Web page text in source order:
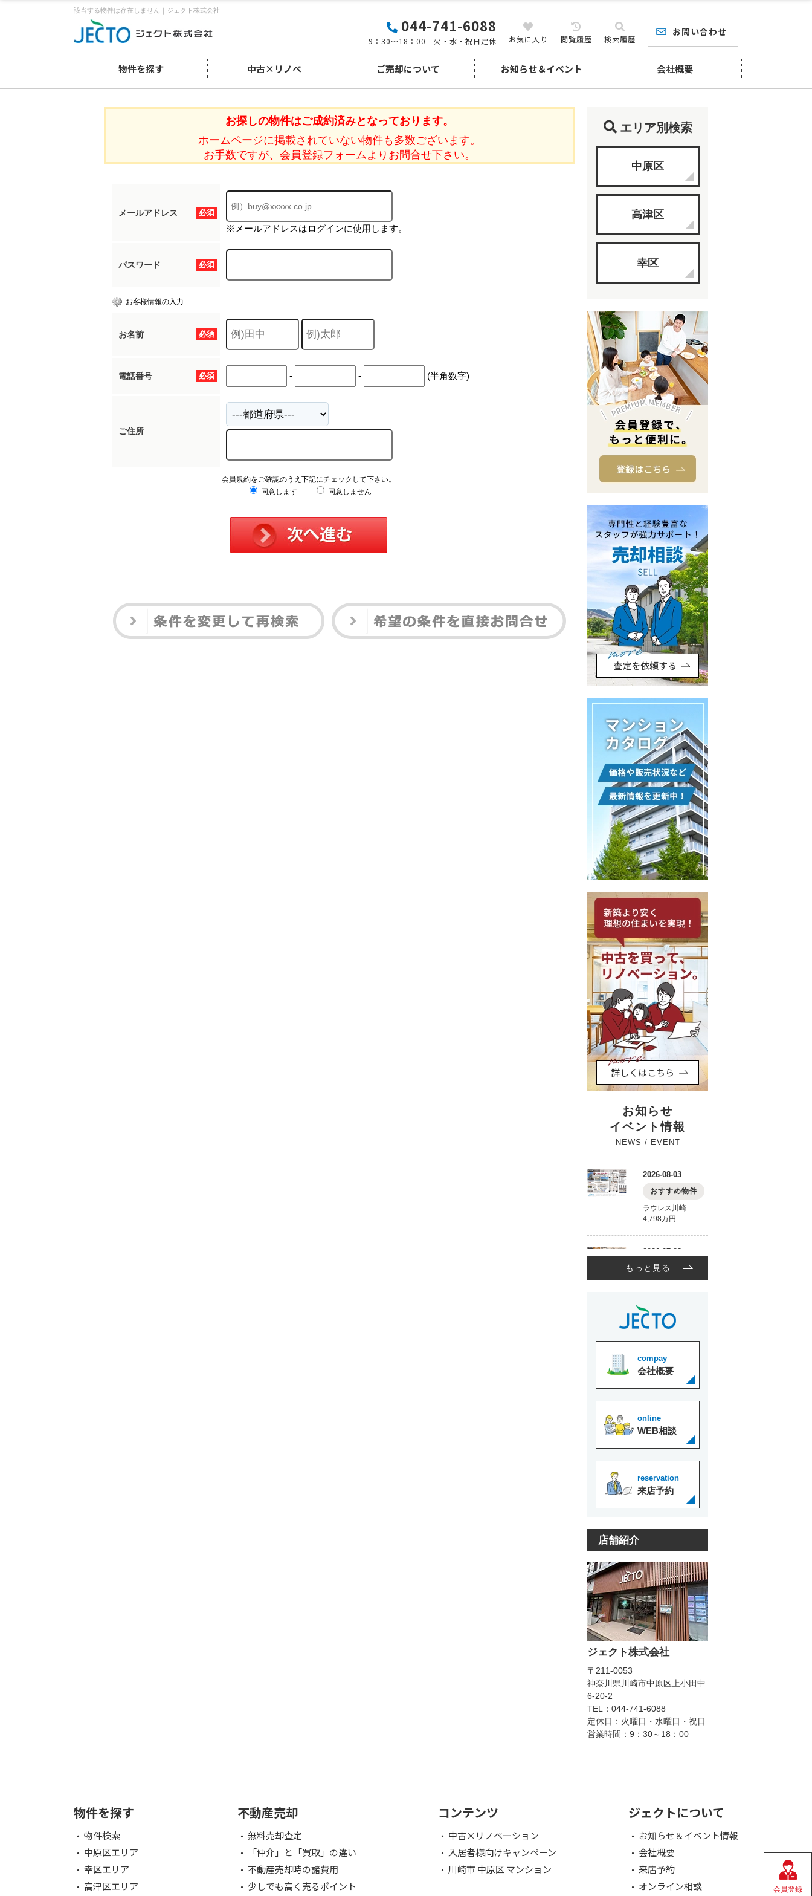
該当する物件は存在しません｜ジェクト株式会社
044-741-6088
9：30～18：00 火・水・祝日定休 お気に入り 閲覧履歴 検索履歴
お問い合わせ
物件を探す 中古×リノベ ご売却について お知らせ＆イベント 会社概要
お探しの物件はご成約済みとなっております。
ホームページに掲載されていない物件も多数ございます。
お手数ですが、会員登録フォームよりお問合せ下さい。
必須
メールアドレス
※メールアドレスはログインに使用します。
必須
パスワード
お客様情報の入力
必須
お名前
必須
電話番号 - - (半角数字)
ご住所
会員規約をご確認のうえ下記にチェックして下さい。
同意します
同意しません
エリア別検索
中原区
高津区
幸区
お知らせ
イベント情報
NEWS / EVENT
もっと見る
compay
会社概要
online
WEB相談
reservation
来店予約
店舗紹介
ジェクト株式会社
〒211-0053
神奈川県川崎市中原区上小田中
6-20-2
TEL：044-741-6088
定休日：火曜日・水曜日・祝日
営業時間：9：30～18：00
会員登録
物件を探す
物件検索
中原区エリア
幸区エリア
高津区エリア
不動産売却
無料売却査定
「仲介」と「買取」の違い
不動産売却時の諸費用
少しでも高く売るポイント
コンテンツ
中古×リノベーション
入居者様向けキャンペーン
川崎市 中原区 マンション
ジェクトについて
お知らせ＆イベント情報
会社概要
来店予約
オンライン相談